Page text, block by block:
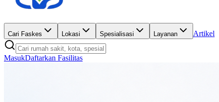
Cari Faskes Lokasi Spesialisasi Layanan Artikel
MasukDaftarkan Fasilitas